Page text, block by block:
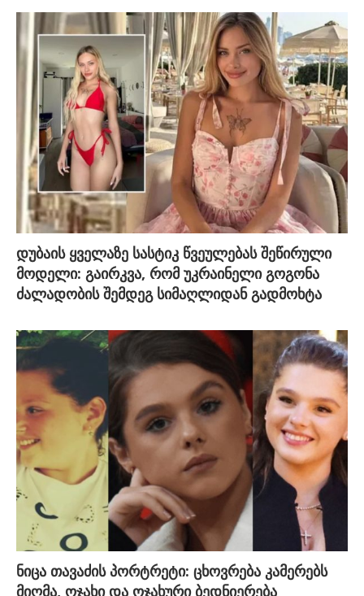
დუბაის ყველაზე სასტიკ წვეულებას შეწირული
მოდელი: გაირკვა, რომ უკრაინელი გოგონა
ძალადობის შემდეგ სიმაღლიდან გადმოხტა
ნიცა თავაძის პორტრეტი: ცხოვრება კამერებს
მიღმა, ოჯახი და ოჯახური ბედნიერება